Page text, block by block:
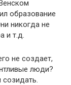
образование
никогда не
и т.д.
не создает,
люди?